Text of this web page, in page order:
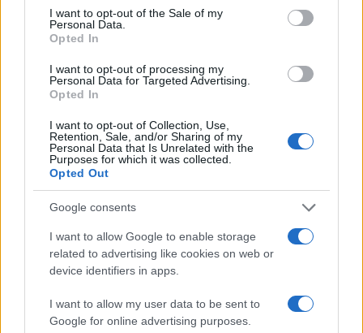
consent section.
I want to opt-out of the Sale of my
Personal Data.
Opted In
I want to opt-out of processing my
Personal Data for Targeted Advertising.
Opted In
I want to opt-out of Collection, Use,
Retention, Sale, and/or Sharing of my
Personal Data that Is Unrelated with the
Purposes for which it was collected.
Opted Out
Google consents
I want to allow Google to enable storage
related to advertising like cookies on web or
device identifiers in apps.
I want to allow my user data to be sent to
Google for online advertising purposes.
ορθόδοξα μοναστήρια της Τραπεζούντας
6/08/2026 - 9:11μμ
ΣΥΛΛΟΓΟΙ
παράδοσή μας «πέταξε» σε όλο τον κόσμο